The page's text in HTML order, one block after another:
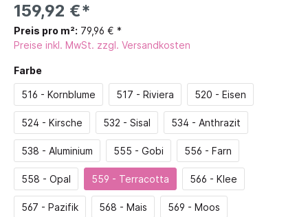
159,92 €*
Preis pro m²: 79,96 € *
Preise inkl. MwSt. zzgl. Versandkosten
Farbe
516 - Kornblume 517 - Riviera 520 - Eisen
524 - Kirsche 532 - Sisal 534 - Anthrazit
538 - Aluminium 555 - Gobi 556 - Farn
558 - Opal 559 - Terracotta 566 - Klee
567 - Pazifik 568 - Mais 569 - Moos